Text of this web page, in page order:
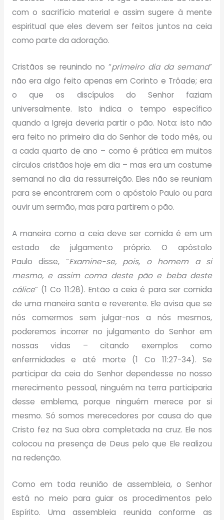
com o sacrifício material e assim sugere à mente
espiritual que eles devem ser feitos juntos na ceia
como parte da adoração.
Cristãos se reunindo no “primeiro dia da semana”
não era algo feito apenas em Corinto e Trôade; era
o que os discípulos do Senhor faziam
universalmente. Isto indica o tempo específico
quando a Igreja deveria partir o pão. Nota: isto não
era feito no primeiro dia do Senhor de todo mês, ou
a cada quarto de ano – como é prática em muitos
círculos cristãos hoje em dia – mas era um costume
semanal no dia da ressurreição. Eles não se reuniam
para se encontrarem com o apóstolo Paulo ou para
ouvir um sermão, mas para partirem o pão.
A maneira como a ceia deve ser comida é em um
estado de julgamento próprio. O apóstolo
Paulo disse, “Examine-se, pois, o homem a si
mesmo, e assim coma deste pão e beba deste
cálice” (1 Co 11:28). Então a ceia é para ser comida
de uma maneira santa e reverente. Ele avisa que se
nós comermos sem julgar-nos a nós mesmos,
poderemos incorrer no julgamento do Senhor em
nossas vidas – citando exemplos como
enfermidades e até morte (1 Co 11:27-34). Se
participar da ceia do Senhor dependesse no nosso
merecimento pessoal, ninguém na terra participaria
desse emblema, porque ninguém merece por si
mesmo. Só somos merecedores por causa do que
Cristo fez na Sua obra completada na cruz. Ele nos
colocou na presença de Deus pelo que Ele realizou
na redenção.
Como em toda reunião de assembleia, o Senhor
está no meio para guiar os procedimentos pelo
Espírito. Uma assembleia reunida conforme as